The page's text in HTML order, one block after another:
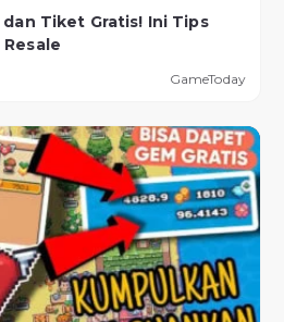
Tiket Gratis! Ini Tips
GameToday